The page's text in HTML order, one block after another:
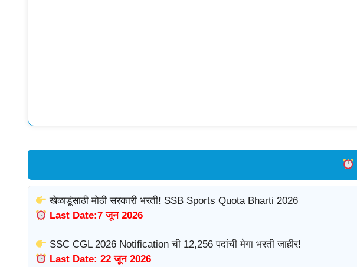
खेळाडूंसाठी मोठी सरकारी भरती! SSB Sports Quota Bharti 2026
Last Date:7 जून 2026
SSC CGL 2026 Notification ची 12,256 पदांची मेगा भरती जाहीर!
Last Date: 22 जून 2026